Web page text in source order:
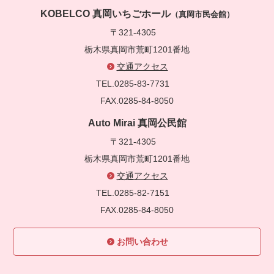
KOBELCO 真岡いちごホール（真岡市民会館）
〒321-4305
栃木県真岡市荒町1201番地
交通アクセス
TEL.0285-83-7731
FAX.0285-84-8050
Auto Mirai 真岡公民館
〒321-4305
栃木県真岡市荒町1201番地
交通アクセス
TEL.0285-82-7151
FAX.0285-84-8050
お問い合わせ